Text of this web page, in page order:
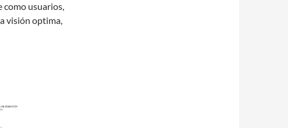
como usuarios,
visión optima,